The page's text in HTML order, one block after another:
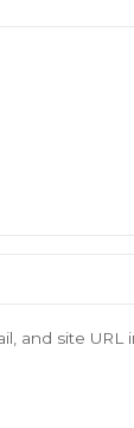
and site